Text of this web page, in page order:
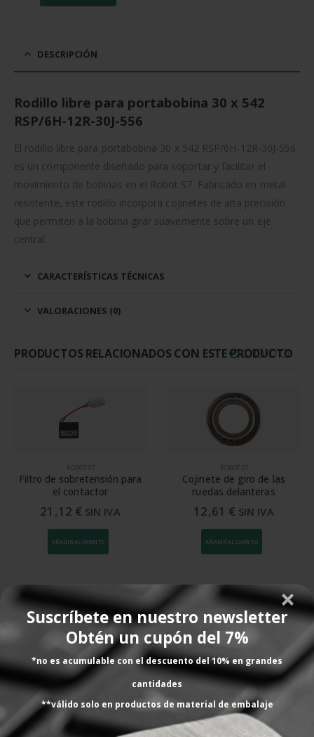
Suscríbete en nuestro newsletter
Obtén un cupón del 7%
*no es acumulable con el descuento del 10% en grandes
cantidades
**válido solo en productos de material de embalaje
DESCRIPCIÓN
Rodillo libre para portabobina 30 x 542
RSP/6H-12R-30J-556
El rodillo libre para portabobina 30 x 542 RSP/6H-12R-30J-556
es un componente diseñado para soportar y facilitar el
movimiento de bobinas en el Robot S7. Fabricado en metal
resistente, este rodillo incorpora cojinetes de alta precisión
que permiten a la bobina girar suavemente sobre un eje
central.
CARACTERÍSTICAS TÉCNICAS
VALORACIONES (0)
PRODUCTOS RELACIONADOS CON ESTE PRODUCTO
ROBOT S7
Filtro de sobretensión para
el contactor
21,12 € SIN IVA
AÑADIR AL CARRITO
ROBOT S7
Cojinete de giro de las
ruedas delanteras
12,61 € SIN IVA
AÑADIR AL CARRITO
Lo que dicen nuestros
clientes
Todavía no la hemos utilizado. Nos la han